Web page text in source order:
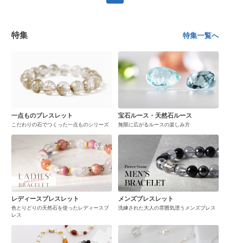
特集 特集一覧へ
一点ものブレスレット
こだわりの石でつくった一点ものシリーズ
宝石ルース・天然石ルース
無限に広がるルースの楽しみ方
レディースブレスレット
色とりどりの天然石を使ったレディースブ
レス
メンズブレスレット
洗練された大人の雰囲気漂うメンズブレス